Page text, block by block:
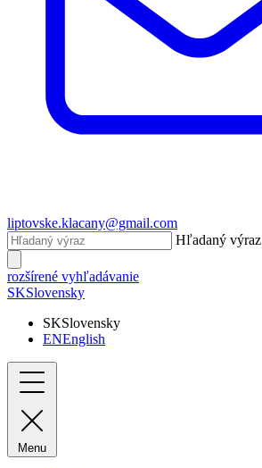
liptovske.klacany@gmail.com
Hľadaný výraz
rozšírené vyhľadávanie
SKSlovensky
SKSlovensky
ENEnglish
Menu